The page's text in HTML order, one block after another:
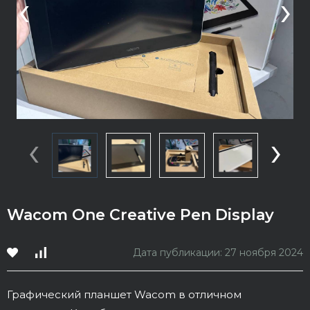
‹ ›
‹ ›
Wacom One Creative Pen Display
Дата публикации: 27 ноября 2024
Графический планшет Wacom в отличном